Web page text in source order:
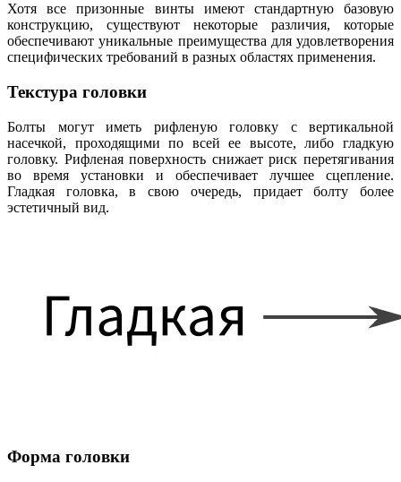
Хотя все призонные винты имеют стандартную базовую
конструкцию, существуют некоторые различия, которые
обеспечивают уникальные преимущества для удовлетворения
специфических требований в разных областях применения.
Текстура головки
Болты могут иметь рифленую головку с вертикальной
насечкой, проходящими по всей ее высоте, либо гладкую
головку. Рифленая поверхность снижает риск перетягивания
во время установки и обеспечивает лучшее сцепление.
Гладкая головка, в свою очередь, придает болту более
эстетичный вид.
Форма головки